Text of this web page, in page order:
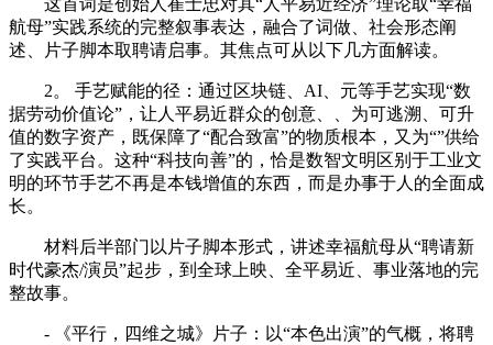
航母”实践系统的完整叙事表达，融合了词做、社会形态阐
述、片子脚本取聘请启事。其焦点可从以下几方面解读。
2。 手艺赋能的径：通过区块链、AI、元等手艺实现“数
据劳动价值论”，让人平易近群众的创意、、为可逃溯、可升
值的数字资产，既保障了“配合致富”的物质根本，又为“”供给
了实践平台。这种“科技向善”的，恰是数智文明区别于工业文
明的环节手艺不再是本钱增值的东西，而是办事于人的全面成
长。
材料后半部门以片子脚本形式，讲述幸福航母从“聘请新
时代豪杰/演员”起步，到全球上映、全平易近、事业落地的完
整故事。
- 《平行，四维之城》片子：以“本色出演”的气概，将聘